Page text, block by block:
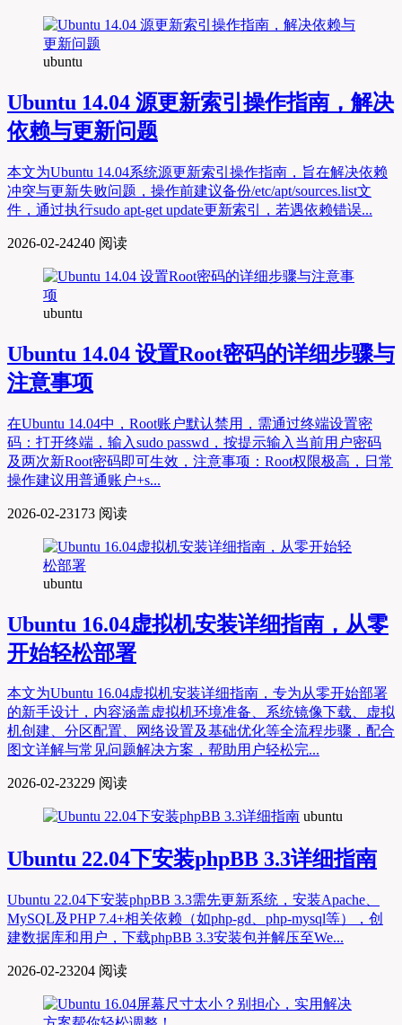
ubuntu
Ubuntu 14.04 源更新索引操作指南，解决
依赖与更新问题
本文为Ubuntu 14.04系统源更新索引操作指南，旨在解决依赖
冲突与更新失败问题，操作前建议备份/etc/apt/sources.list文
件，通过执行sudo apt-get update更新索引，若遇依赖错误...
2026-02-24240 阅读
ubuntu
Ubuntu 14.04 设置Root密码的详细步骤与
注意事项
在Ubuntu 14.04中，Root账户默认禁用，需通过终端设置密
码：打开终端，输入sudo passwd，按提示输入当前用户密码
及两次新Root密码即可生效，注意事项：Root权限极高，日常
操作建议用普通账户+s...
2026-02-23173 阅读
ubuntu
Ubuntu 16.04虚拟机安装详细指南，从零
开始轻松部署
本文为Ubuntu 16.04虚拟机安装详细指南，专为从零开始部署
的新手设计，内容涵盖虚拟机环境准备、系统镜像下载、虚拟
机创建、分区配置、网络设置及基础优化等全流程步骤，配合
图文详解与常见问题解决方案，帮助用户轻松完...
2026-02-23229 阅读
ubuntu
Ubuntu 22.04下安装phpBB 3.3详细指南
Ubuntu 22.04下安装phpBB 3.3需先更新系统，安装Apache、
MySQL及PHP 7.4+相关依赖（如php-gd、php-mysql等），创
建数据库和用户，下载phpBB 3.3安装包并解压至We...
2026-02-23204 阅读